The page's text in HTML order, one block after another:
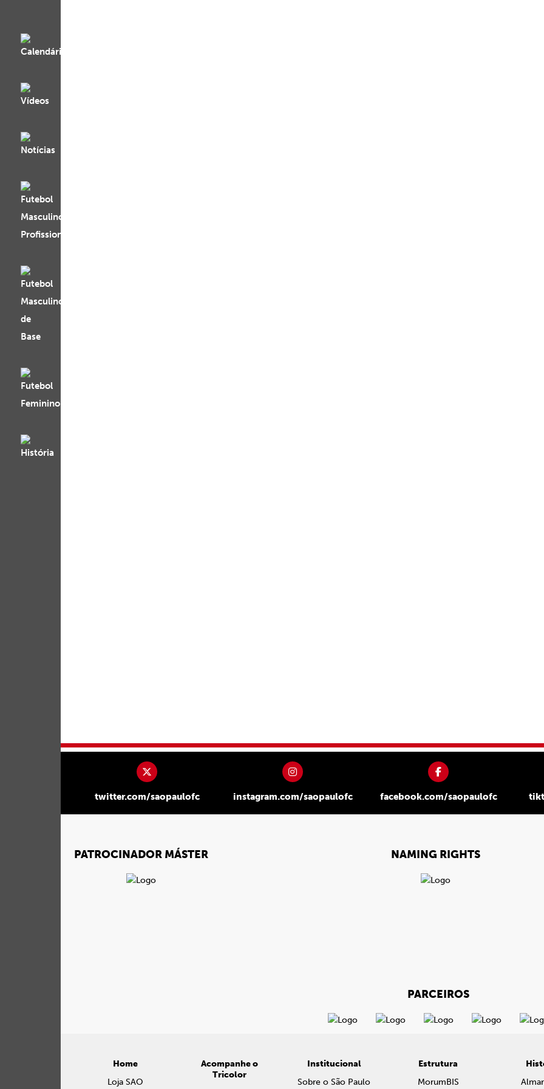
twitter.com/saopaulofc instagram.com/saopaulofc facebook.com/saopaulofc
PATROCINADOR MÁSTER NAMING RIGHTS
PARCEIROS
Home
Loja SAO
Acompanhe o
Tricolor
Institucional
Sobre o São Paulo
Estrutura
MorumBIS